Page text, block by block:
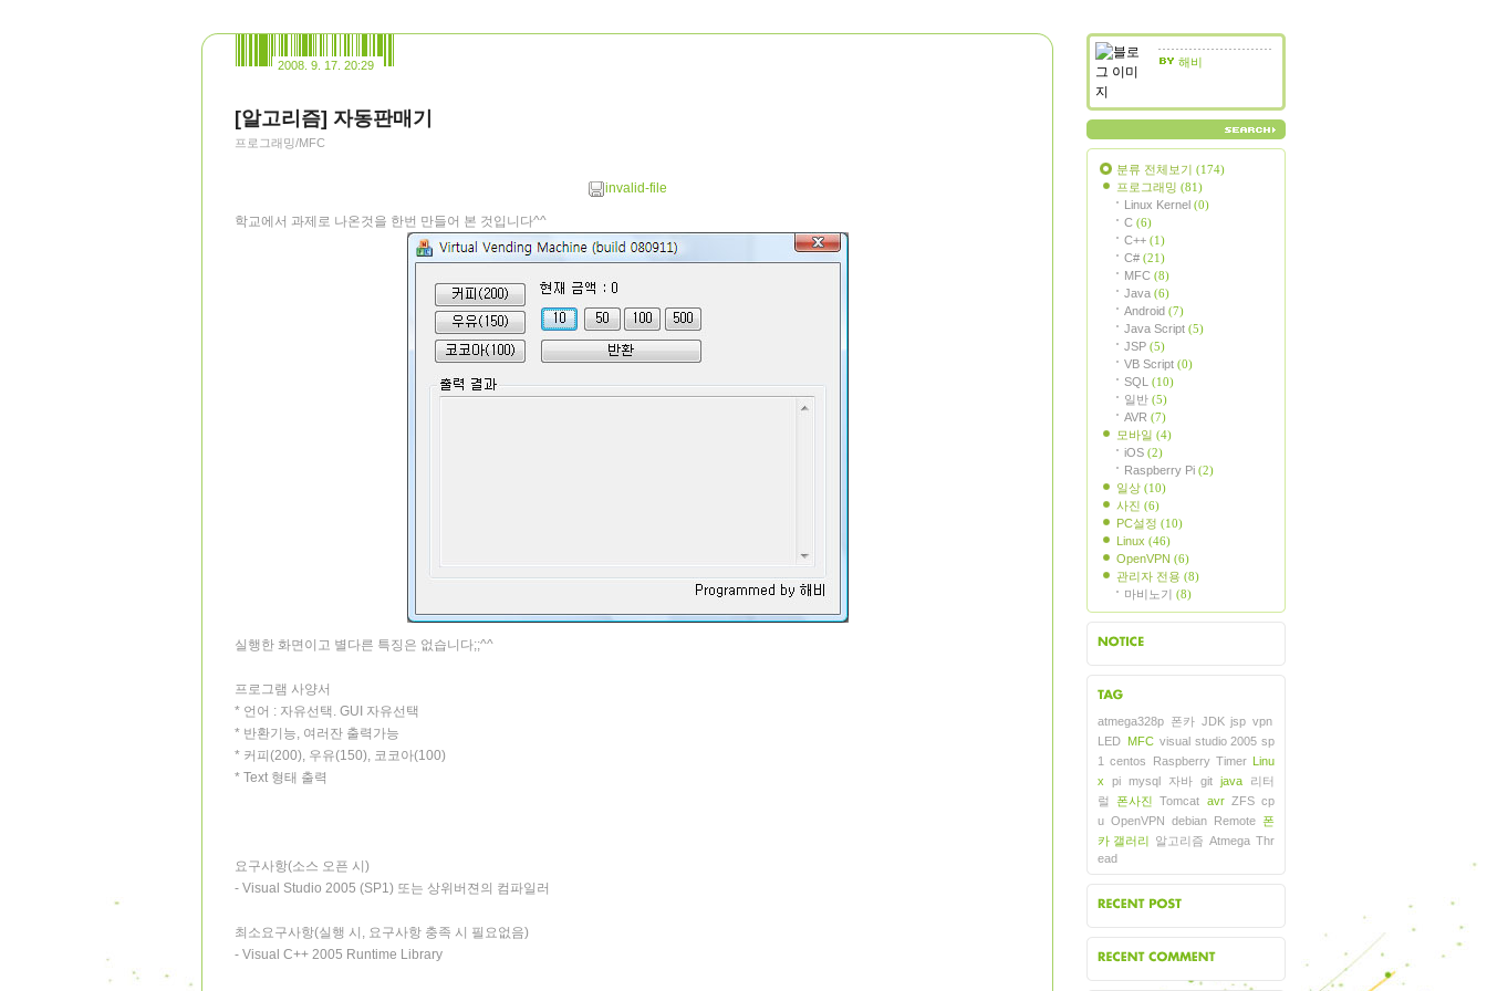
2008. 9. 17. 20:29
[알고리즘] 자동판매기
프로그래밍/MFC
invalid-file
학교에서 과제로 나온것을 한번 만들어 본 것입니다^^
실행한 화면이고 별다른 특징은 없습니다;;^^
프로그램 사양서
* 언어 : 자유선택. GUI 자유선택
* 반환기능, 여러잔 출력가능
* 커피(200), 우유(150), 코코아(100)
* Text 형태 출력
요구사항(소스 오픈 시)
- Visual Studio 2005 (SP1) 또는 상위버젼의 컴파일러
최소요구사항(실행 시, 요구사항 충족 시 필요없음)
- Visual C++ 2005 Runtime Library
해비
분류 전체보기 (174)
프로그래밍 (81)
Linux Kernel (0)
C (6)
C++ (1)
C# (21)
MFC (8)
Java (6)
Android (7)
Java Script (5)
JSP (5)
VB Script (0)
SQL (10)
일반 (5)
AVR (7)
모바일 (4)
iOS (2)
Raspberry Pi (2)
일상 (10)
사진 (6)
PC설정 (10)
Linux (46)
OpenVPN (6)
관리자 전용 (8)
마비노기 (8)
그목록
atmega328p 폰카 JDK jsp vpn
LED MFC visual studio 2005 sp
1
centos Raspberry Timer Linu
x
pi mysql 자바 git java
리터
럴
폰사진 Tomcat avr ZFS cp
u OpenVPN debian Remote 폰
카 갤러리 알고리즘 Atmega Thr
ead